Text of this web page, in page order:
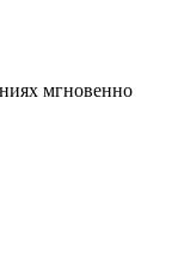
мгновенно